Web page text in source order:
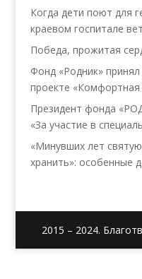
Когда дети поют для
краевом госпитале
Победа, прожитая
Фонд «Родник»
проекте
Президент фонда
«За участие в
«Минувших лет
хранить»: особенные
2015 – 2024.